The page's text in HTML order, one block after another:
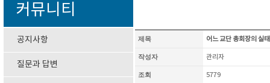
커뮤니티
공지사항
질문과 답변
제목 어느 교단 총회장의 실
작성자 관리자
조회 5779